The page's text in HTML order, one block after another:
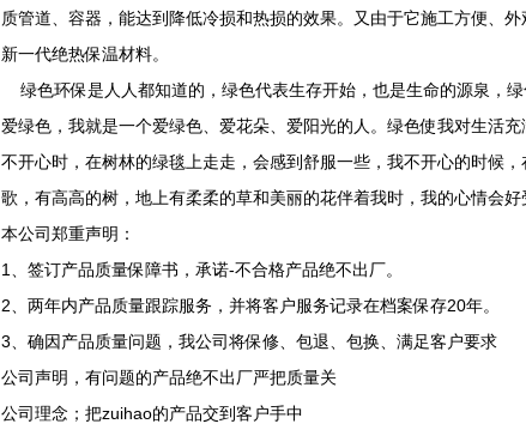
质管道、容器，能达到降低冷损和热损的效果。又由于它施工方便、
新一代绝热保温材料。
绿色环保是人人都知道的，绿色代表生存开始，也是生命的源泉，
爱绿色，我就是一个爱绿色、爱花朵、爱阳光的人。绿色使我对生活
不开心时，在树林的绿毯上走走，会感到舒服一些，我不开心的时候
歌，有高高的树，地上有柔柔的草和美丽的花伴着我时，我的心情会好
本公司郑重声明：
1、签订产品质量保障书，承诺-不合格产品绝不出厂。
2、两年内产品质量跟踪服务，并将客户服务记录在档案保存20年。
3、确因产品质量问题，我公司将保修、包退、包换、满足客户要求
公司声明，有问题的产品绝不出厂严把质量关
公司理念；把zuihao的产品交到客户手中